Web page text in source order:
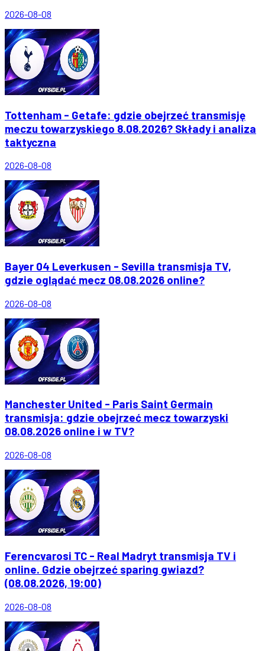
2026-08-08
Tottenham - Getafe: gdzie obejrzeć transmisję
meczu towarzyskiego 8.08.2026? Składy i analiza
taktyczna
2026-08-08
Bayer 04 Leverkusen - Sevilla transmisja TV,
gdzie oglądać mecz 08.08.2026 online?
2026-08-08
Manchester United - Paris Saint Germain
transmisja: gdzie obejrzeć mecz towarzyski
08.08.2026 online i w TV?
2026-08-08
Ferencvarosi TC - Real Madryt transmisja TV i
online. Gdzie obejrzeć sparing gwiazd?
(08.08.2026, 19:00)
2026-08-08